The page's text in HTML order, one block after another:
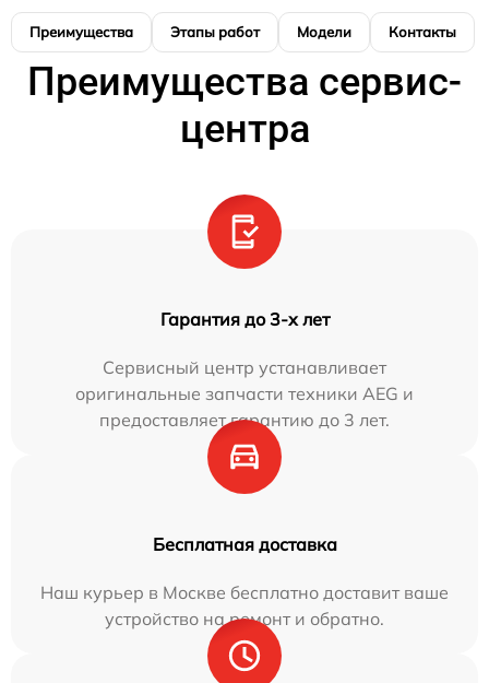
Преимущества Этапы работ Модели Контакты
Преимущества сервис-
центра
Гарантия до 3-х лет
Сервисный центр устанавливает
оригинальные запчасти техники AEG и
предоставляет гарантию до 3 лет.
Бесплатная доставка
Наш курьер в Москве бесплатно доставит ваше
устройство на ремонт и обратно.